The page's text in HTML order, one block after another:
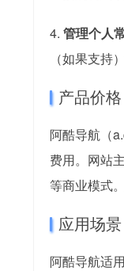
4. 管理个人
（如果支持
产品价格
阿酷导航（
费用。网站
等商业模式
应用场景
阿酷导航适